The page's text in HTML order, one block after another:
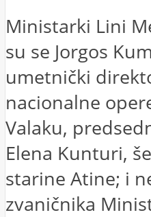
Ministarki Lini
su se Jorgos
umetnički
nacionalne
Valaku,
Elena Kunturi,
starine Atine; i
zvaničnika